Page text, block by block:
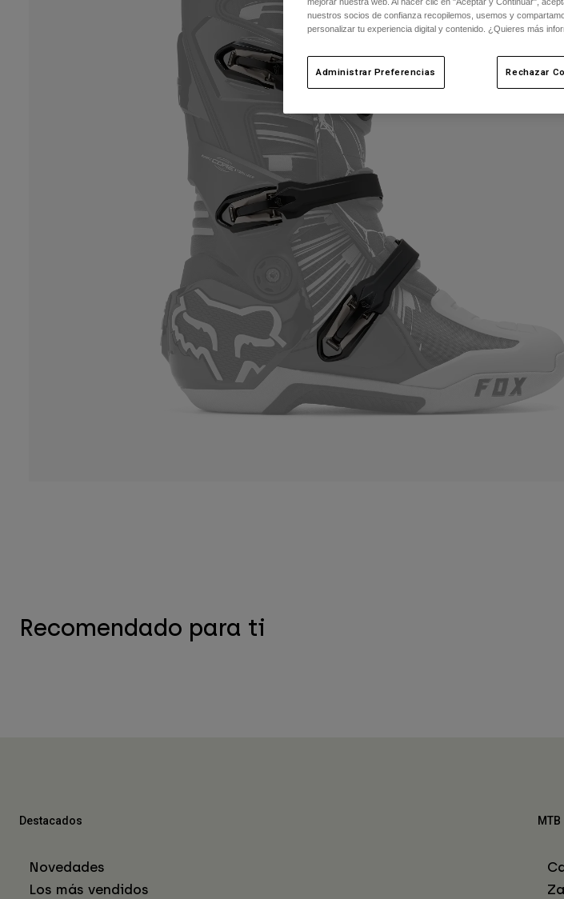
Recomendado para ti
Destacados
Novedades
Los más vendidos
MTB
nuestros socios de confianza recopilemos, usemos y
personalizar tu experiencia digital y contenido. ¿Quieres más
Administrar Preferencias Rechazar